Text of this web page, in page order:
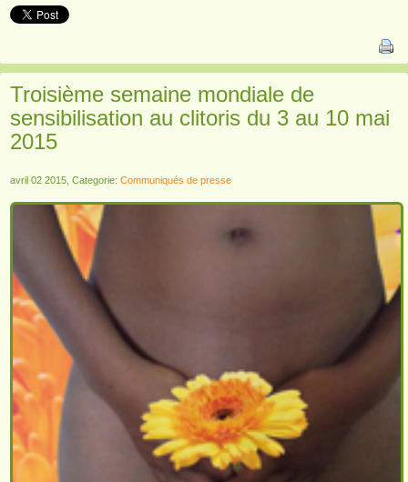
Troisième semaine mondiale de
sensibilisation au clitoris du 3 au 10 mai
2015
avril 02 2015, Categorie: Communiqués de presse